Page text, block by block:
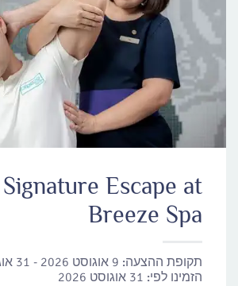
Escape at
Breeze Spa
תקופת ההצעה:
הזמינו לפי: